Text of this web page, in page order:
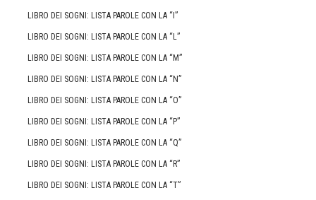
LIBRO DEI SOGNI: LISTA PAROLE CON LA “I”
LIBRO DEI SOGNI: LISTA PAROLE CON LA “L”
LIBRO DEI SOGNI: LISTA PAROLE CON LA “M”
LIBRO DEI SOGNI: LISTA PAROLE CON LA “N”
LIBRO DEI SOGNI: LISTA PAROLE CON LA “O”
LIBRO DEI SOGNI: LISTA PAROLE CON LA “P”
LIBRO DEI SOGNI: LISTA PAROLE CON LA “Q”
LIBRO DEI SOGNI: LISTA PAROLE CON LA “R”
LIBRO DEI SOGNI: LISTA PAROLE CON LA “T”